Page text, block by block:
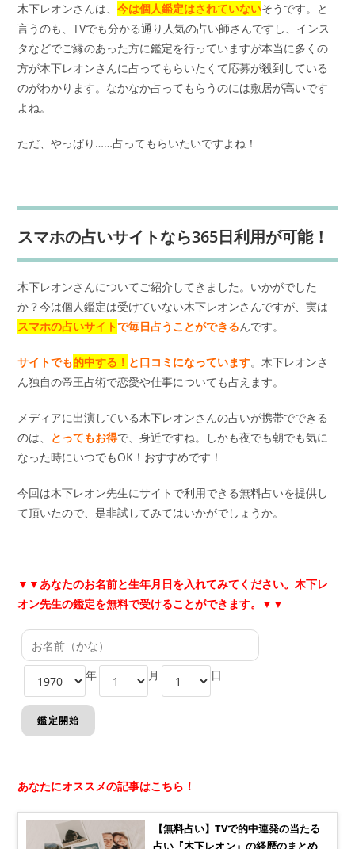
木下レオンさんは、今は個人鑑定はされていないそうです。と
言うのも、TVでも分かる通り人気の占い師さんですし、インス
タなどでご縁のあった方に鑑定を行っていますが本当に多くの
方が木下レオンさんに占ってもらいたくて応募が殺到している
のがわかります。なかなか占ってもらうのには敷居が高いです
よね。
ただ、やっぱり……占ってもらいたいですよね！
スマホの占いサイトなら365日利用が可能！
木下レオンさんについてご紹介してきました。いかがでした
か？今は個人鑑定は受けていない木下レオンさんですが、実は
スマホの占いサイトで毎日占うことができるんです。
サイトでも的中する！ と口コミになっています。木下レオンさ
ん独自の帝王占術で恋愛や仕事についても占えます。
メディアに出演している木下レオンさんの占いが携帯でできる
のは、 とってもお得で、身近ですね。しかも夜でも朝でも気に
なった時にいつでもOK！おすすめです！
今回は木下レオン先生にサイトで利用できる無料占いを提供し
て頂いたので、是非試してみてはいかがでしょうか。
▼▼あなたのお名前と生年月日を入れてみてください。木下レ
オン先生の鑑定を無料で受けることができます。
▼▼
年 月 日
あなたにオススメの記事はこちら！
【無料占い】TVで的中連発の当たる